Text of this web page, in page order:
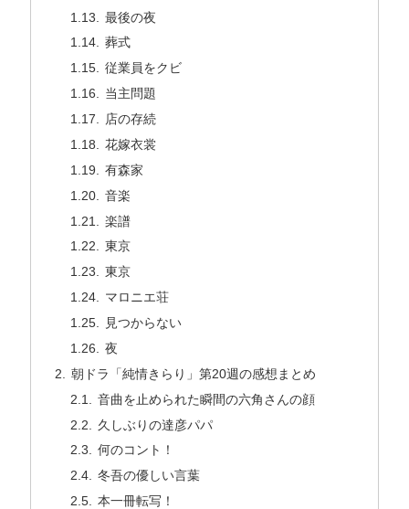
最後の夜
葬式
従業員をクビ
当主問題
店の存続
花嫁衣裳
有森家
音楽
楽譜
東京
東京
マロニエ荘
見つからない
夜
朝ドラ「純情きらり」第20週の感想まとめ
音曲を止められた瞬間の六角さんの顔
久しぶりの達彦パパ
何のコント！
冬吾の優しい言葉
本一冊転写！